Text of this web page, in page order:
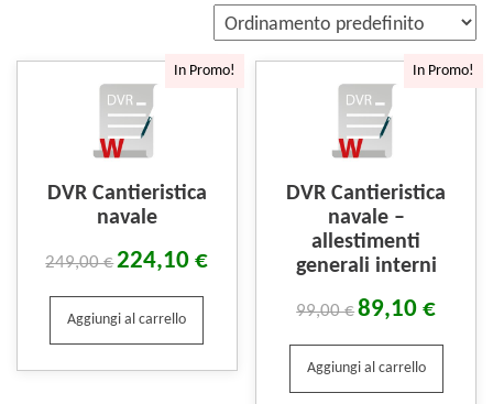
In Promo!
DVR Cantieristica
navale
249,00€224,10€
Aggiungi al carrello
In Promo!
DVR Cantieristica
navale –
allestimenti
generali interni
99,00€89,10€
Aggiungi al carrello